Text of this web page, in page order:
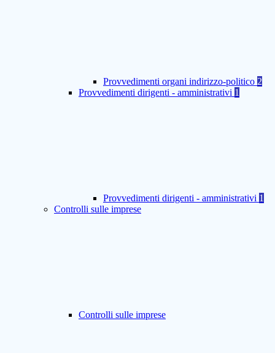
Provvedimenti organi indirizzo-politico 2
Provvedimenti dirigenti - amministrativi 1
Provvedimenti dirigenti - amministrativi 1
Controlli sulle imprese
Controlli sulle imprese